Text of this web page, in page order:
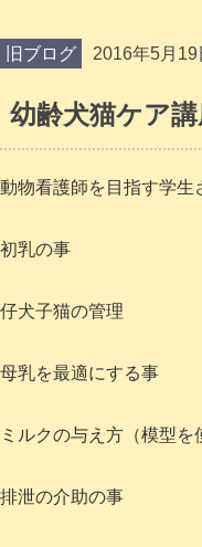
旧ブログ 2016年5月19
幼齢犬猫ケア
動物看護師を目指す学生
初乳の事
仔犬子猫の管理
母乳を最適にする事
ミルクの与え方（模型を
排泄の介助の事